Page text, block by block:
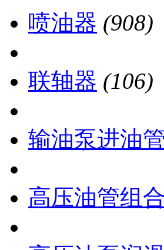
喷油器 (908)
联轴器 (106)
输油泵进油管
高压油管组